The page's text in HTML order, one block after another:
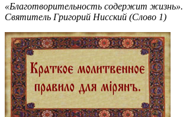
«Благотворительность содержит жизнь».
Святитель Григорий Нисский (Слово 1)